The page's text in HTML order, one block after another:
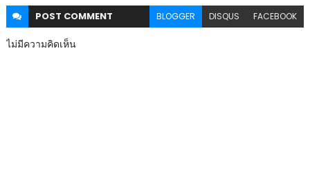
POST COMMENT BLOGGER DISQUS FACEBOOK
ไม่มีความคิดเห็น